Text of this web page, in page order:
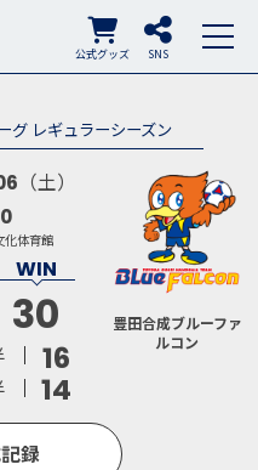
SNS
公式グッズ
グ レギュラーシーズン
（土）
化体育館
30
16
14
豊田合成ブルーファ
ルコン
録